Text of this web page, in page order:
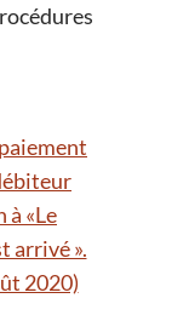
«Le
arrivé ».
2020)